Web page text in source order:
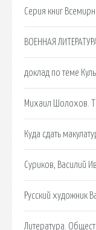
Серия книг
ВОЕННАЯ
доклад по теме
Михаил Шолохов.
Куда сдать
Суриков, Василий
Русский художник
Литература.